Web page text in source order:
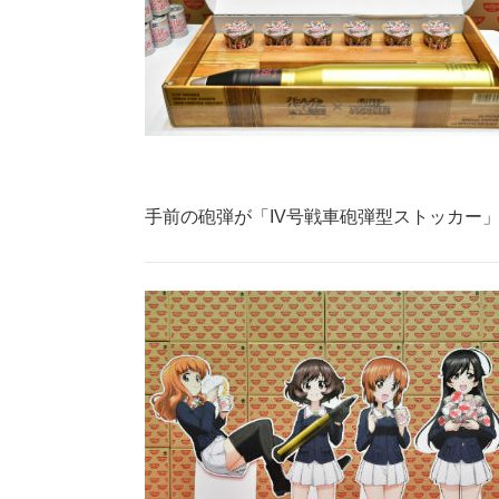
手前の砲弾が「IV号戦車砲弾型ストッカー」